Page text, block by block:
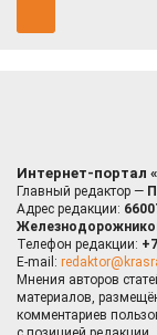
Интернет-портал
Главный редактор —
Адрес редакции:
Телефон редакции:
E-mail:
Мнения авторов
материалов,
комментариев